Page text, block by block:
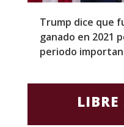
Trump dice que
ganado en 2021
periodo